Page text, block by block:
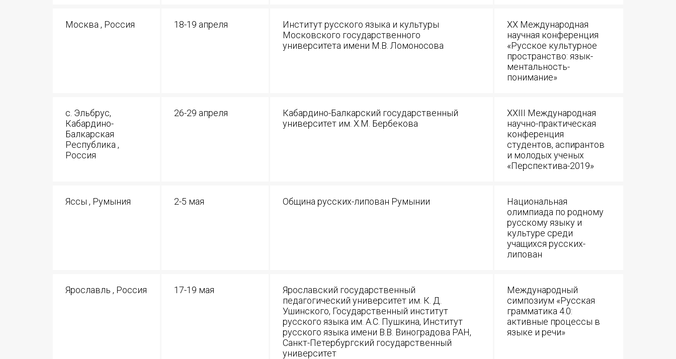
Москва , Россия 18-19 апреля
Институт русского языка и культуры
Московского государственного
университета имени М.В. Ломоносова
XX Международная
научная конференция
«Русское культурное
пространство: язык-
ментальность-
понимание»
с. Эльбрус,
Кабардино-
Балкарская
Республика ,
Россия
26-29 апреля
Кабардино-Балкарский государственный
университет им. Х.М. Бербекова
XXIII Международная
научно-практическая
конференция
студентов, аспирантов
и молодых ученых
«Перспектива-2019»
Яссы , Румыния 2-5 мая Община русских-липован Румынии
Национальная
олимпиада по родному
русскому языку и
культуре среди
учащихся русских-
липован
Ярославль , Россия 17-19 мая
Ярославский государственный
педагогический университет им. К. Д.
Ушинского, Государственный институт
русского языка им. А.С. Пушкина, Институт
русского языка имени В.В. Виноградова РАН,
Санкт-Петербургский государственный
университет
Международный
симпозиум «Русская
грамматика 4.0:
активные процессы в
языке и речи»